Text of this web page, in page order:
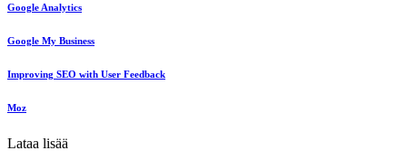
Google Analytics
Google My Business
Improving SEO with User Feedback
Moz
Lataa lisää